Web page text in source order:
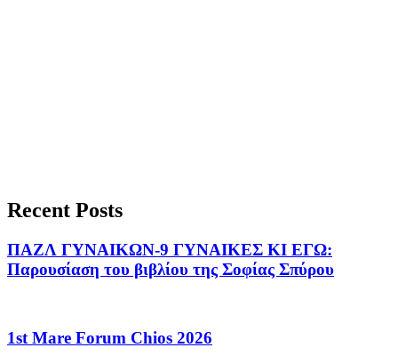
Recent Posts
ΠΑΖΛ ΓΥΝΑΙΚΩΝ-9 ΓΥΝΑΙΚΕΣ ΚΙ ΕΓΩ:
Παρουσίαση του βιβλίου της Σοφίας Σπύρου
1st Mare Forum Chios 2026